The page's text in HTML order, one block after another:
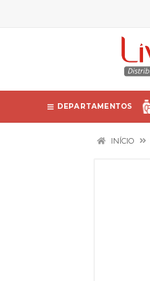
DEPARTAMENTOS
INÍCIO